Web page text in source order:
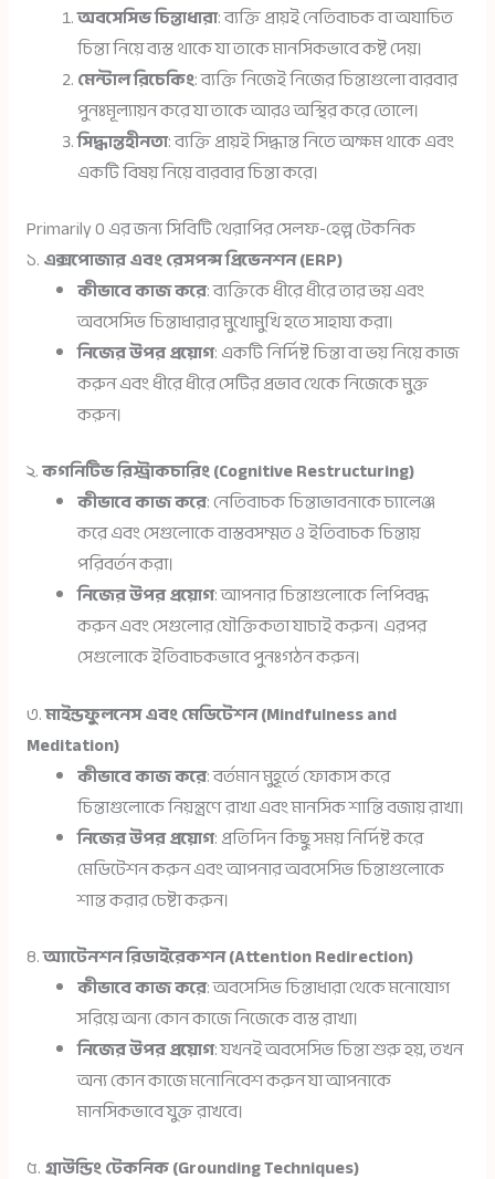
অবসেসিভ চিন্তাধারা: ব্যক্তি প্রায়ই নেতিবাচক বা অযাচিত
চিন্তা নিয়ে ব্যস্ত থাকে যা তাকে মানসিকভাবে কষ্ট দেয়।
মেন্টাল রিচেকিং: ব্যক্তি নিজেই নিজের চিন্তাগুলো বারবার
পুনঃমূল্যায়ন করে যা তাকে আরও অস্থির করে তোলে।
সিদ্ধান্তহীনতা: ব্যক্তি প্রায়ই সিদ্ধান্ত নিতে অক্ষম থাকে এবং
একটি বিষয় নিয়ে বারবার চিন্তা করে।
Primarily O এর জন্য সিবিটি থেরাপির সেলফ-হেল্প টেকনিক
১.এক্সপোজার এবং রেসপন্স প্রিভেনশন (ERP)
কীভাবে কাজ করে: ব্যক্তিকে ধীরে ধীরে তার ভয় এবং
অবসেসিভ চিন্তাধারার মুখোমুখি হতে সাহায্য করা।
নিজের উপর প্রয়োগ: একটি নির্দিষ্ট চিন্তা বা ভয় নিয়ে কাজ
করুন এবং ধীরে ধীরে সেটির প্রভাব থেকে নিজেকে মুক্ত
করুন।
২.কগনিটিভ রিস্ট্রাকচারিং (Cognitive Restructuring)
কীভাবে কাজ করে: নেতিবাচক চিন্তাভাবনাকে চ্যালেঞ্জ
করে এবং সেগুলোকে বাস্তবসম্মত ও ইতিবাচক চিন্তায়
পরিবর্তন করা।
নিজের উপর প্রয়োগ: আপনার চিন্তাগুলোকে লিপিবদ্ধ
করুন এবং সেগুলোর যৌক্তিকতা যাচাই করুন। এরপর
সেগুলোকে ইতিবাচকভাবে পুনঃগঠন করুন।
৩.মাইন্ডফুলনেস এবং মেডিটেশন (Mindfulness and
Meditation)
কীভাবে কাজ করে: বর্তমান মুহূর্তে ফোকাস করে
চিন্তাগুলোকে নিয়ন্ত্রণে রাখা এবং মানসিক শান্তি বজায় রাখা।
নিজের উপর প্রয়োগ: প্রতিদিন কিছু সময় নির্দিষ্ট করে
মেডিটেশন করুন এবং আপনার অবসেসিভ চিন্তাগুলোকে
শান্ত করার চেষ্টা করুন।
৪.অ্যাটেনশন রিডাইরেকশন (Attention Redirection)
কীভাবে কাজ করে: অবসেসিভ চিন্তাধারা থেকে মনোযোগ
সরিয়ে অন্য কোন কাজে নিজেকে ব্যস্ত রাখা।
নিজের উপর প্রয়োগ: যখনই অবসেসিভ চিন্তা শুরু হয়, তখন
অন্য কোন কাজে মনোনিবেশ করুন যা আপনাকে
মানসিকভাবে যুক্ত রাখবে।
৫.গ্রাউন্ডিং টেকনিক (Grounding Techniques)